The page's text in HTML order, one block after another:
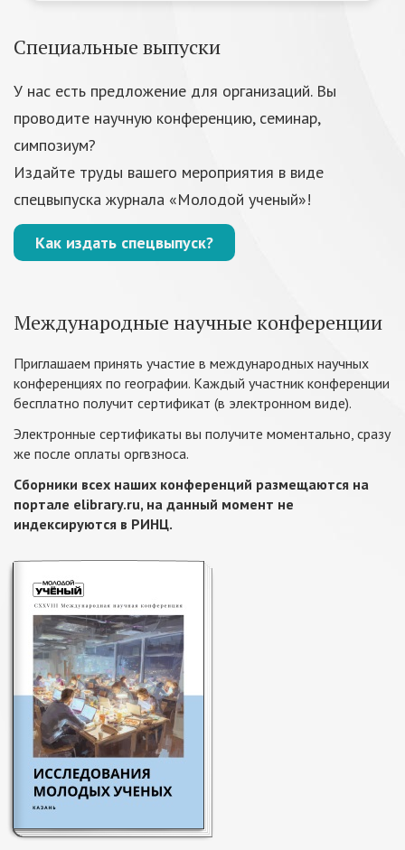
Специальные выпуски
У нас есть предложение для организаций. Вы
проводите научную конференцию, семинар,
симпозиум?
Издайте труды вашего мероприятия в виде
спецвыпуска журнала «Молодой ученый»!
Как издать спецвыпуск?
Международные научные конференции
Приглашаем принять участие в международных научных
конференциях по географии. Каждый участник конференции
бесплатно получит сертификат (в электронном виде).
Электронные сертификаты вы получите моментально, сразу
же после оплаты оргвзноса.
Сборники всех наших конференций размещаются на
портале elibrary.ru, на данный момент не
индексируются в РИНЦ.